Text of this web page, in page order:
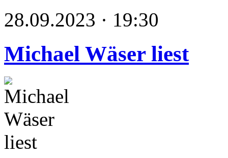
28.09.2023 · 19:30
Michael Wäser liest